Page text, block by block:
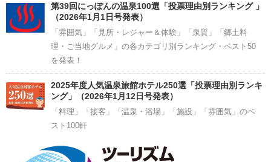
第39回にっぽんの温泉100選「投票理由別ランキング 」
（2026年1月1日号発表）
「雰囲気」「見所・レジャー＆体験」「泉質」「郷土料
理・ご当地グルメ」の各カテゴリ別ランキング・ベスト50
を発表！
2025年度人気温泉旅館ホテル250選「投票理由別ランキ
ング」（2026年1月12日号発表）
「料理」「接客」「温泉・浴場」「施設」「雰囲気」のベ
スト100軒